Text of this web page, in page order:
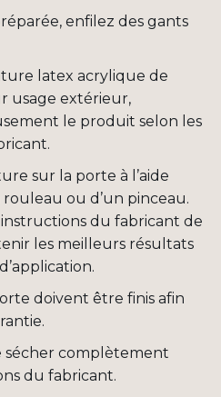
enfilez des gants
latex acrylique de
usage extérieur,
le produit selon les
sur la porte à l’aide
rouleau ou d’un pinceau.
du fabricant de
les meilleurs résultats
doivent être finis afin
sécher complètement
du fabricant.